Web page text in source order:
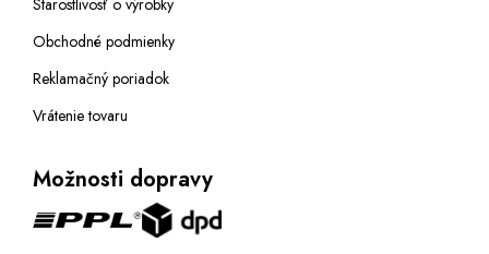
Obchodné podmienky
Reklamačný poriadok
Vrátenie tovaru
Možnosti dopravy